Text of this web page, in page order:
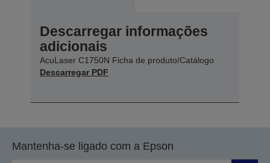
Descarregar informações
adicionais
AcuLaser C1750N Ficha de produto/Catálogo
Descarregar PDF
Mantenha-se ligado com a Epson